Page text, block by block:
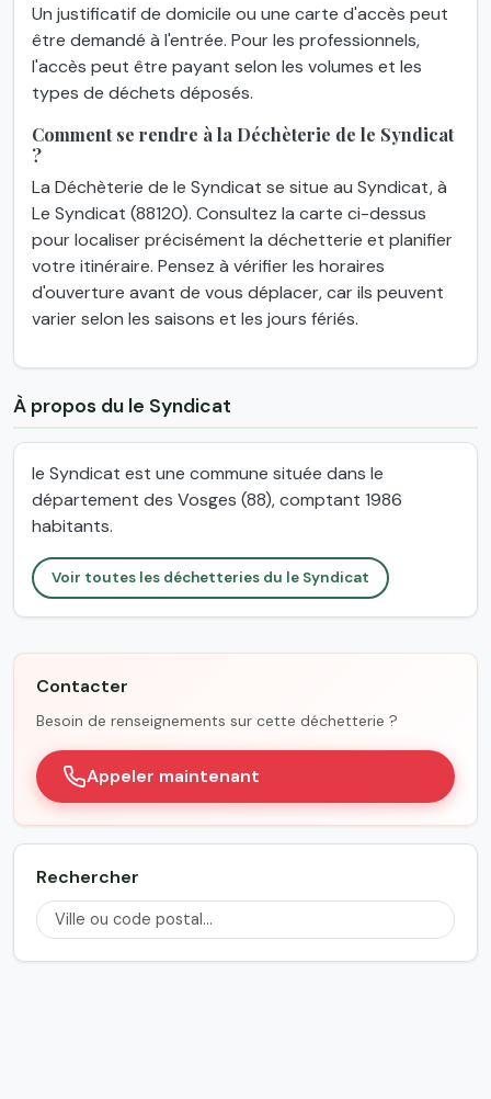
Un justificatif de domicile ou une carte d'accès peut
être demandé à l'entrée. Pour les professionnels,
l'accès peut être payant selon les volumes et les
types de déchets déposés.
Comment se rendre à la Déchèterie de le Syndicat
?
La Déchèterie de le Syndicat se situe au Syndicat, à
Le Syndicat (88120). Consultez la carte ci-dessus
pour localiser précisément la déchetterie et planifier
votre itinéraire. Pensez à vérifier les horaires
d'ouverture avant de vous déplacer, car ils peuvent
varier selon les saisons et les jours fériés.
À propos du le Syndicat
le Syndicat est une commune située dans le
département des Vosges (88), comptant 1986
habitants.
Voir toutes les déchetteries du le Syndicat
Contacter
Besoin de renseignements sur cette déchetterie ?
Appeler maintenant
Rechercher